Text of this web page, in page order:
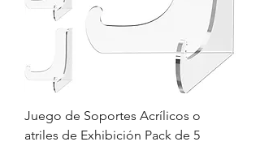
Juego de Soportes Acrílicos o
atriles de Exhibición Pack de 5